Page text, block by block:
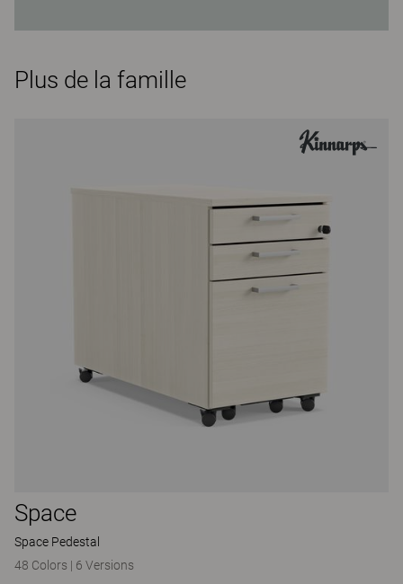
Plus de la famille
Space
Space Pedestal
48 Colors | 6 Versions